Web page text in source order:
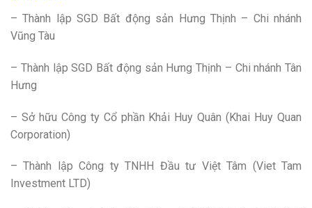
– Thành lập SGD Bất động sản Hưng Thịnh – Chi nhánh
Vũng Tàu
– Thành lập SGD Bất động sản Hưng Thịnh – Chi nhánh Tân
Hưng
– Sở hữu Công ty Cổ phần Khải Huy Quân (Khai Huy Quan
Corporation)
– Thành lập Công ty TNHH Đầu tư Việt Tâm (Viet Tam
Investment LTD)